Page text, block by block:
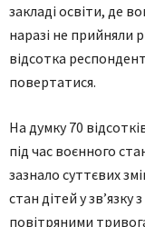
закладі освіти, де
наразі не прийняли
відсотка
повертатися.
На думку 70
під час воєнного
зазнало суттєвих
стан дітей у
повітряними